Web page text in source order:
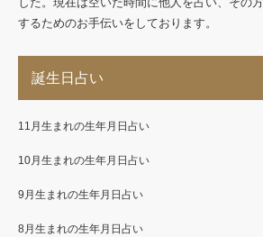
するためのお手伝いをしております。
誕生日占い
11月生まれの生年月日占い
10月生まれの生年月日占い
9月生まれの生年月日占い
8月生まれの生年月日占い